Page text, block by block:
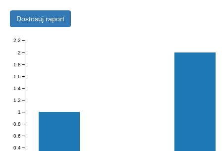
Dostosuj raport
0.4
0.6
0.8
1
1.2
1.4
1.6
1.8
2
2.2